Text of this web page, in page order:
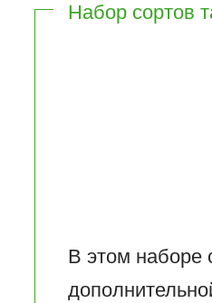
Набор сортов
В этом наборе